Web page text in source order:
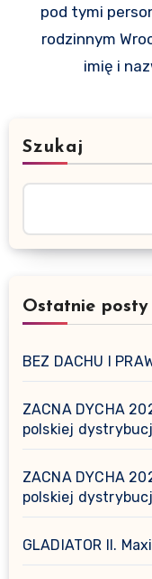
pod tymi
rodzinnym
imię i
Szukaj
Ostatnie posty
BEZ DACHU I
ZACNA DYCHA
polskiej
ZACNA DYCHA
polskiej
GLADIATOR II.